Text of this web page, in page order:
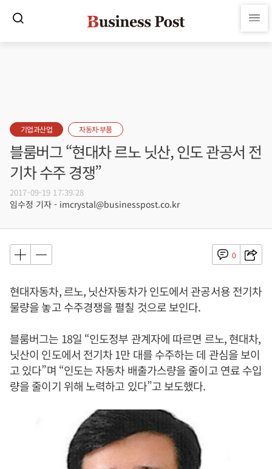
기업과산업 자동차·부품
블룸버그 “현대차 르노 닛산, 인도 관공서 전
기차 수주 경쟁”
2017-09-19 17:39:28
임수정 기자 - imcrystal@businesspost.co.kr
0
현대자동차, 르노, 닛산자동차가 인도에서 관공서용 전기차
물량을 놓고 수주경쟁을 펼칠 것으로 보인다.
블룸버그는 18일 “인도정부 관계자에 따르면 르노, 현대차,
닛산이 인도에서 전기차 1만 대를 수주하는 데 관심을 보이
고 있다”며 “인도는 자동차 배출가스량을 줄이고 연료 수입
량을 줄이기 위해 노력하고 있다”고 보도했다.